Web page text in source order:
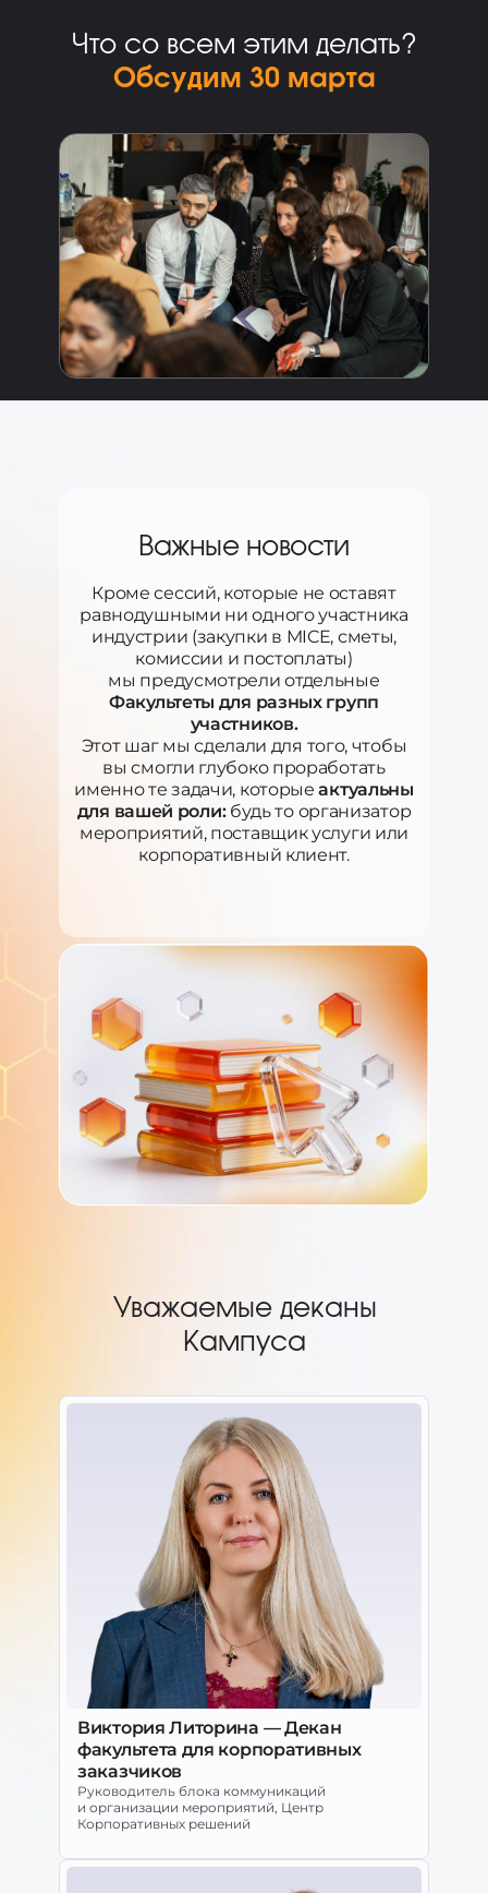
Что со всем этим делать?
Обсудим 30 марта
Важные новости
Кроме сессий, которые не оставят
равнодушными ни одного участника
индустрии (закупки в MICE, сметы,
комиссии и постоплаты)
мы предусмотрели отдельные
Факультеты для разных групп
участников.
Этот шаг мы сделали для того, чтобы
вы смогли глубоко проработать
именно те задачи, которыеактуальны
для вашей роли:будь то организатор
мероприятий, поставщик услуги или
корпоративный клиент.
Уважаемые деканы
Кампуса
Виктория Литорина — Декан
факультета для корпоративных
заказчиков
Руководитель блока коммуникаций
и организации мероприятий, Центр
Корпоративных решений